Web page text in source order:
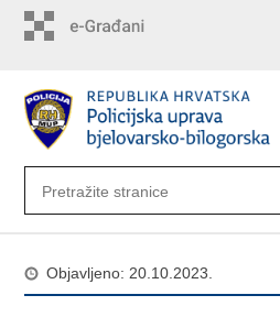
Objavljeno: 20.10.2023.